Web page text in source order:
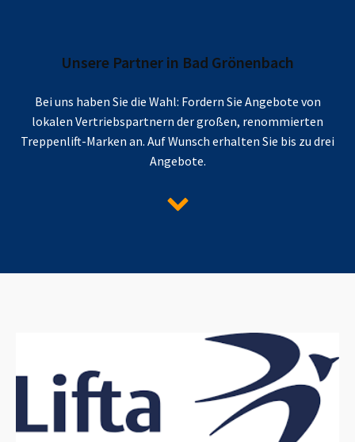
Unsere Partner in Bad Grönenbach
Bei uns haben Sie die Wahl: Fordern Sie Angebote von
lokalen Vertriebspartnern der großen, renommierten
Treppenlift-Marken an. Auf Wunsch erhalten Sie bis zu drei
Angebote.